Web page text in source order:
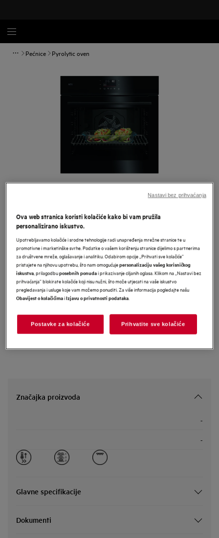
Pećnice Pyrolytic oven
NBU5P43PB
AEG 5000 SurroundCook ugradbena
pećnica
Informacijski list proizvoda
Sigurnosne upute i sigurnosna upozorenja prema EU regulativi
2023/988 navedeni su u poglavljima 1 i 2 korisničkog priručnika.
Za sigurno korištenje proizvoda pročitajte cijeli korisnički
Značajka proizvoda
-
-
Glavne specifikacije
Dokumenti
Ova web stranica koristi kolačiće kako bi vam pružila
personalizirano iskustvo.
Upotrebljavamo kolačiće i srodne tehnologije radi unapređenja mrežne stranice te u
promotivne i marketinške svrhe. Podatke o vašem korištenju stranice dijelimo s partnerima
za društvene mreže, oglašavanje i analitiku. Odabirom opcije „Prihvati sve kolačiće”
pristajete na njihovu upotrebu, što nam omogućujepersonalizaciju vašeg korisničkog
iskustva, prilagodbuposebnih ponudai prikazivanje ciljanih oglasa. Klikom na „Nastavi bez
prihvaćanja” blokirate kolačiće koji nisu nužni, što može utjecati na vaše iskustvo
pregledavanja i usluge koje vam možemo ponuditi. Za više informacija pogledajte našu
Obavijest o kolačićimaiIzjavu o privatnosti podataka.
Postavke za kolačiće Prihvatite sve kolačiće
Nastavi bez prihvaćanja